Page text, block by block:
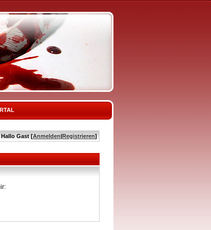
Hallo Gast [Anmelden|Registrieren]